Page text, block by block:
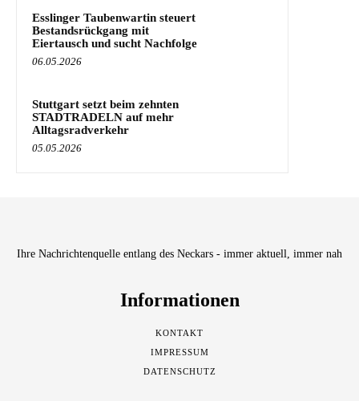
Esslinger Taubenwartin steuert
Bestandsrückgang mit
Eiertausch und sucht Nachfolge
06.05.2026
Stuttgart setzt beim zehnten
STADTRADELN auf mehr
Alltagsradverkehr
05.05.2026
Ihre Nachrichtenquelle entlang des Neckars - immer aktuell, immer nah
Informationen
KONTAKT
IMPRESSUM
DATENSCHUTZ